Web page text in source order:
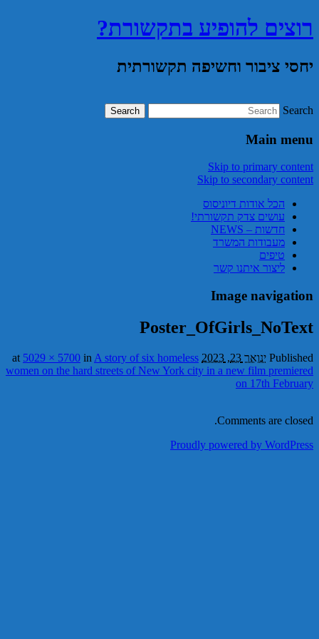
רוצים להופיע בתקשורת?
יחסי ציבור וחשיפה תקשורתית
Search
Main menu
Skip to primary content
Skip to secondary content
הכל אודות דיוניסוס
עושים צדק תקשורתי!
חדשות – NEWS
מעבודות המשרד
טיפים
ליצור איתנו קשר
Image navigation
Poster_OfGirls_NoText
Published ינואר 23, 2023 5029 × 5700 in A story of six homeless
women on the hard streets of New York city in a new film premiered
on 17th February
Comments are closed.
Proudly powered by WordPress